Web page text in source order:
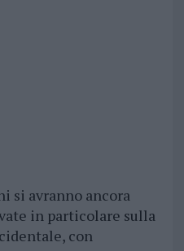
si avranno ancora
in particolare sulla
con